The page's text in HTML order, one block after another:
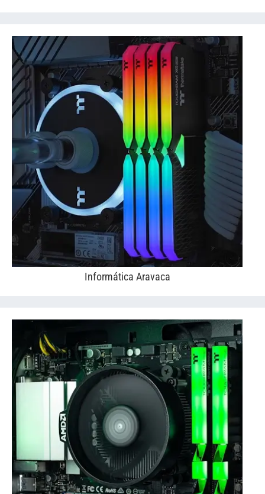
Informática Aravaca